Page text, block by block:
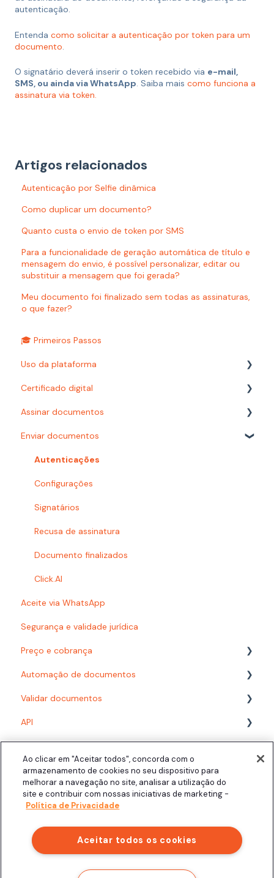
autenticação.
Entenda como solicitar a autenticação por token para um
documento
O signatário deverá inserir o token recebido via e-mail,
SMS, ou ainda via WhatsApp. Saiba mais como funciona a
assinatura via token.
Artigos relacionados
Autenticação por Selfie dinâmica
Como duplicar um documento?
Quanto custa o envio de token por SMS
Para a funcionalidade de geração automática de título e
mensagem do envio, é possível personalizar, editar ou
substituir a mensagem que foi gerada?
Meu documento foi finalizado sem todas as assinaturas,
o que fazer?
🎓 Primeiros Passos
Uso da plataforma
Relatórios
Configurações
Autenticações
Prazos
Busca
Organização e pastas
Baixar documentos
Acesso à plataforma
Problemas com e-mails
Usuários e Permissões
Certificado digital
Carimbo do tempo
Assinar documentos
Como assinar?
Certificado digital
Documentoscopia
Enviar documentos
Autenticações
Configurações
Signatários
Recusa de assinatura
Documento finalizados
Click.AI
Aceite via WhatsApp
Segurança e validade jurídica
Preço e cobrança
Planos
Consumo
Automação de documentos
Modelos
Fluxos com planilha
Configuração
Signatários
Validar documentos
Biometria Facial
API
Assinatura presencial
Assinatura Automática
Personalização
Acompanhando documentos finalizados
Área do Signatário
Click.AI
Integrações
Ao clicar em "Aceitar todos", concorda com o
armazenamento de cookies no seu dispositivo para
melhorar a navegação no site, analisar a utilização do
site e contribuir com nossas iniciativas de marketing -
Política de Privacidade
Aceitar todos os cookies